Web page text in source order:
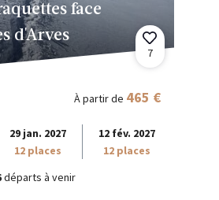
face
d'Arves
7
À partir de 465 €
29 jan. 2027
12 places
12 fév. 2027
12 places
départs à venir